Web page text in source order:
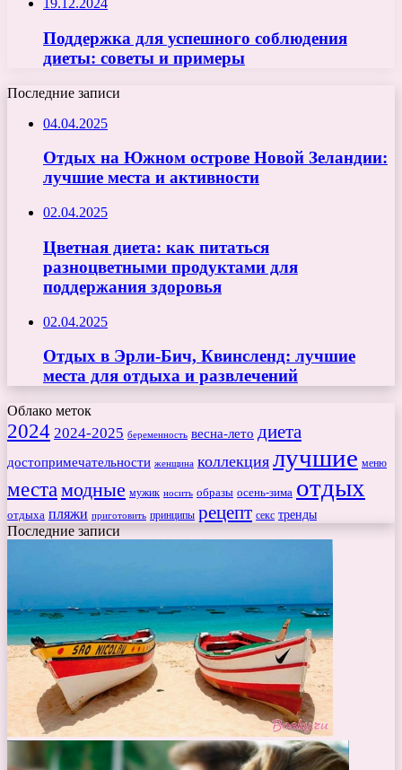
19.12.2024
Поддержка для успешного соблюдения
диеты: советы и примеры
Последние записи
04.04.2025
Отдых на Южном острове Новой Зеландии:
лучшие места и активности
02.04.2025
Цветная диета: как питаться
разноцветными продуктами для
поддержания здоровья
02.04.2025
Отдых в Эрли-Бич, Квинсленд: лучшие
места для отдыха и развлечений
Облако меток
2024 2024-2025 беременность весна-лето диета
достопримечательности женщина коллекция лучшие меню
места модные мужик носить образы осень-зима отдых
отдыха пляжи приготовить принципы рецепт секс тренды
Последние записи